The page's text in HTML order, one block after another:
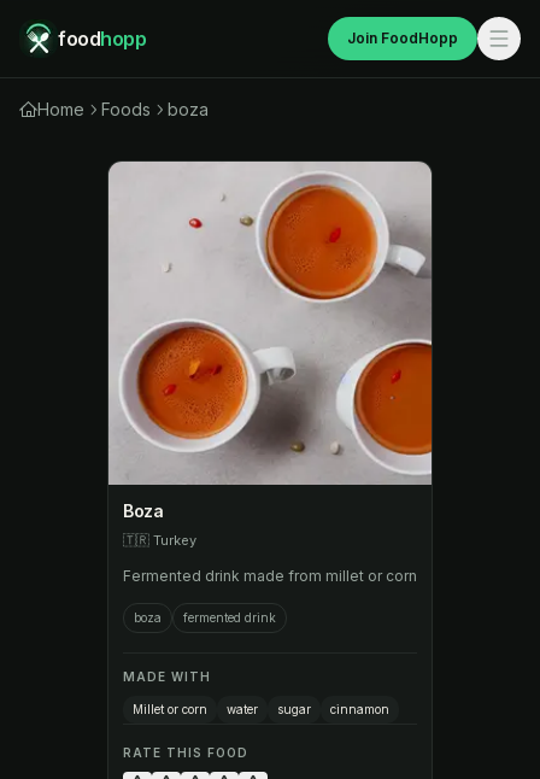
foodhopp Join FoodHopp
Home Foods boza
Boza
🇹🇷 Turkey
Fermented drink made from millet or corn
boza fermented drink
MADE WITH
Millet or corn water sugar cinnamon
RATE THIS FOOD